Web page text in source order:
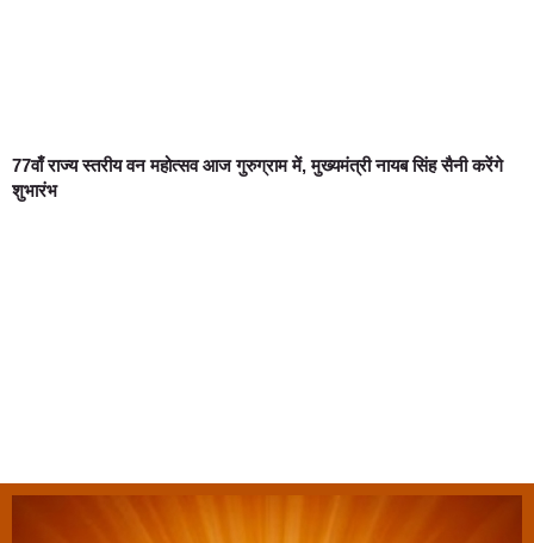
77वाँ राज्य स्तरीय वन महोत्सव आज गुरुग्राम में, मुख्यमंत्री नायब सिंह सैनी करेंगे
शुभारंभ